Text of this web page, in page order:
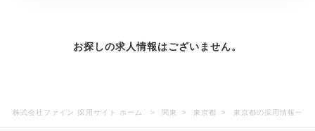
お探しの求人情報はございません。
株式会社ファイン 採用サイト ホーム 関東 東京都 東京都の採用情報一覧